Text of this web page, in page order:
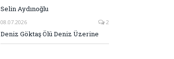
Selin Aydınoğlu
08.07.2026 2
Deniz Göktaş Ölü Deniz Üzerine